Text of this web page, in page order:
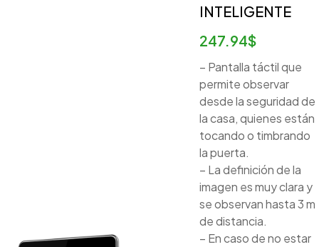
INTELIGENTE
247.94$
– Pantalla táctil que
permite observar
desde la seguridad de
la casa, quienes están
tocando o timbrando
la puerta.
– La definición de la
imagen es muy clara y
se observan hasta 3 m
de distancia.
– En caso de no estar